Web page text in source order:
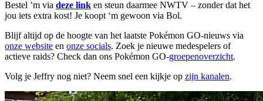
Bestel ’m via deze link en steun daarmee NWTV – zonder dat het
jou iets extra kost! Je koopt ‘m gewoon via Bol.
Blijf altijd op de hoogte van het laatste Pokémon GO-nieuws via
onze website en onze socials. Zoek je nieuwe medespelers of
actieve raids? Check dan ons Pokémon GO-groepenoverzicht.
Volg je Jeffry nog niet? Neem snel een kijkje op zijn kanalen.